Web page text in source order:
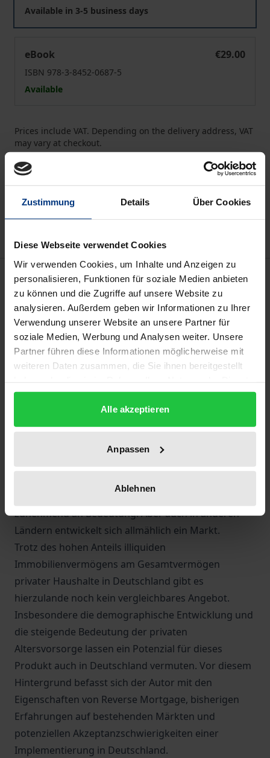
Zustimmung Details Über Cookies
Diese Webseite verwendet Cookies
Wir verwenden Cookies, um Inhalte und Anzeigen zu
personalisieren, Funktionen für soziale Medien anbieten
zu können und die Zugriffe auf unsere Website zu
analysieren. Außerdem geben wir Informationen zu Ihrer
Verwendung unserer Website an unsere Partner für
soziale Medien, Werbung und Analysen weiter. Unsere
Partner führen diese Informationen möglicherweise mit
weiteren Daten zusammen, die Sie ihnen bereitgestellt
gesammelt haben.
Alle akzeptieren
Anpassen
Ablehnen
Available in 3-5 business days
eBook
€29.00
ISBN 978-3-8452-0687-5
Available
Prices include VAT. Depending on the delivery address, VAT
may vary at checkout.
Add to Wish List
Description
Reverse Mortgages sind Hypothekenkredite, die es
selbst nutzenden Wohneigentümern ermöglichen,
während der Vertragslaufzeit Eigentümer und
Bewohner zu bleiben und dennoch aus ihrem
Liquiditätserhöhung im Alter zu erwirtschaften. Im
Gegensatz zu einem klassischen Hypothekenkredit
werden bei Reverse Mortgages sämtliche Zins- und
Tilgungsleistungen gestundet und erst zum
zunehmend an Bedeutung. Aber auch in anderen
Ländern entwickelt sich allmählich ein Markt.
Trotz des hohen Anteils illiquiden
Immobilienvermögens am Gesamtvermögen
privater Haushalte in Deutschland gibt es
hierzulande noch kein vergleichbares Angebot.
Insbesondere die demographische Entwicklung und
die steigende Bedeutung der privaten
Altersvorsorge lassen ein Potenzial für dieses
Produkt auch in Deutschland vermuten. Vor diesem
Hintergrund befasst sich der Autor mit den
Eigenschaften von Reverse Mortgage, bisherigen
Erfahrungen auf bestehenden Märkten und
potenziellen Akzeptanzschwierigkeiten einer
Implementierung in Deutschland.